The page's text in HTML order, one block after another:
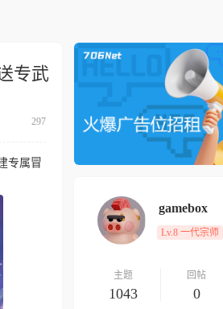
专武
297
专属冒
gamebox
Lv.8 一代宗师
主题
1043
回帖
0